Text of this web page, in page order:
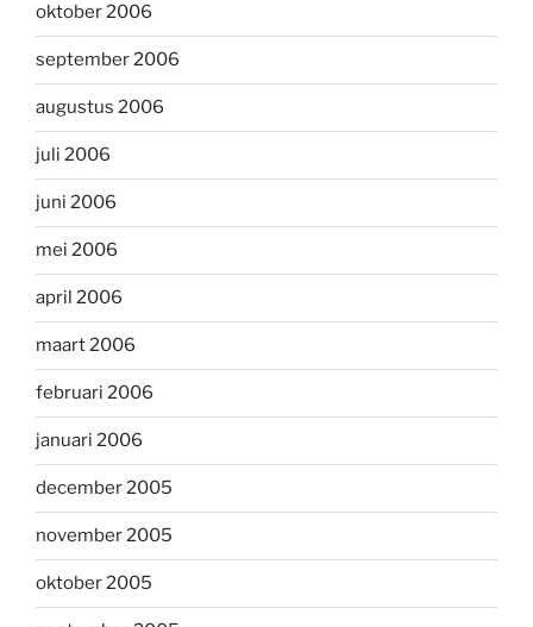
oktober 2006
september 2006
augustus 2006
juli 2006
juni 2006
mei 2006
april 2006
maart 2006
februari 2006
januari 2006
december 2005
november 2005
oktober 2005